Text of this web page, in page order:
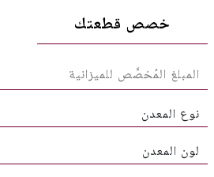
خصص قطعتك
نوع المعدن
لون المعدن